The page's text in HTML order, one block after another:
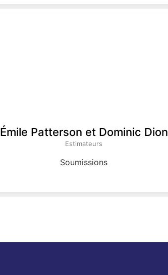
Émile Patterson et Dominic Dion
Estimateurs
Soumissions